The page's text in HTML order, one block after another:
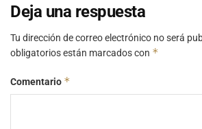
Deja una respuesta
Tu dirección de correo electrónico no será
obligatorios están marcados con *
Comentario *